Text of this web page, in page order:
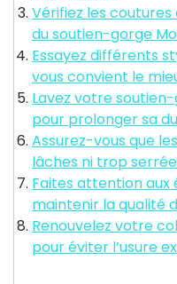
Vérifiez les
du soutien-gorge
Essayez différents
vous convient le
Lavez votre
pour prolonger sa
Assurez-vous que
lâches ni trop
Faites attention
maintenir la qualité
Renouvelez votre
pour éviter l’usure